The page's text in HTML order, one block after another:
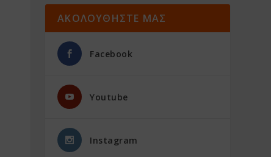
ΑΚΟΛΟΥΘΗΣΤΕ ΜΑΣ
Facebook
Youtube
Instagram